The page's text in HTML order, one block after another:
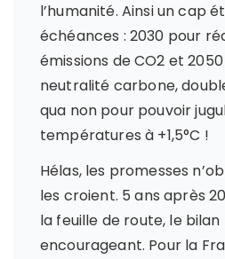
l’humanité. Ainsi un cap
échéances : 2030 pour
émissions de CO2 et
neutralité carbone,
qua non pour pouvoir
températures à +1,5°C !
Hélas, les promesses
les croient. 5 ans après
la feuille de route, le bilan
encourageant. Pour la